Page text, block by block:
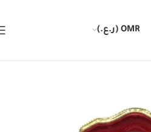
OMR (ر.ع.)